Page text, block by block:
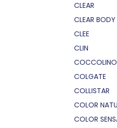
CLEAR
CLEAR BODY
CLEE
CLIN
COCCOLINO
COLGATE
COLLISTAR
COLOR
COLOR